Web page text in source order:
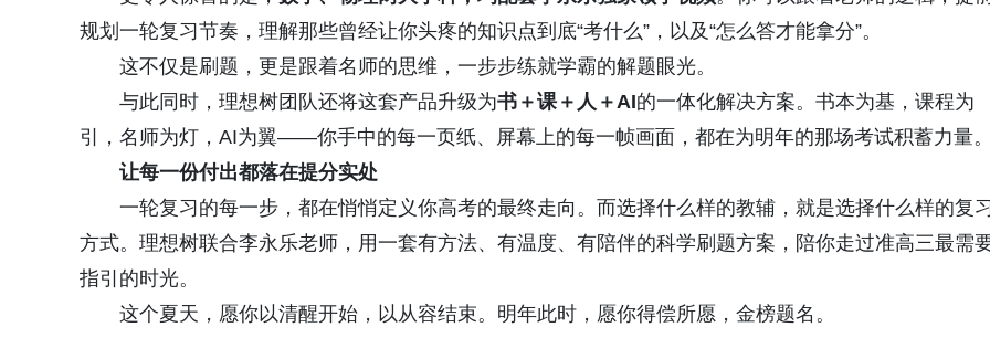
规划一轮复习节奏，理解那些曾经让你头疼的知识点到底“考什么”，以及“怎么答才能拿分”。
这不仅是刷题，更是跟着名师的思维，一步步练就学霸的解题眼光。
与此同时，理想树团队还将这套产品升级为书＋课＋人＋AI的一体化解决方案。书本为基，课程为
引，名师为灯，AI为翼——你手中的每一页纸、屏幕上的每一帧画面，都在为明年的那场考试积蓄力量
让每一份付出都落在提分实处
一轮复习的每一步，都在悄悄定义你高考的最终走向。而选择什么样的教辅，就是选择什么样的复
方式。理想树联合李永乐老师，用一套有方法、有温度、有陪伴的科学刷题方案，陪你走过准高三最需
指引的时光。
这个夏天，愿你以清醒开始，以从容结束。明年此时，愿你得偿所愿，金榜题名。